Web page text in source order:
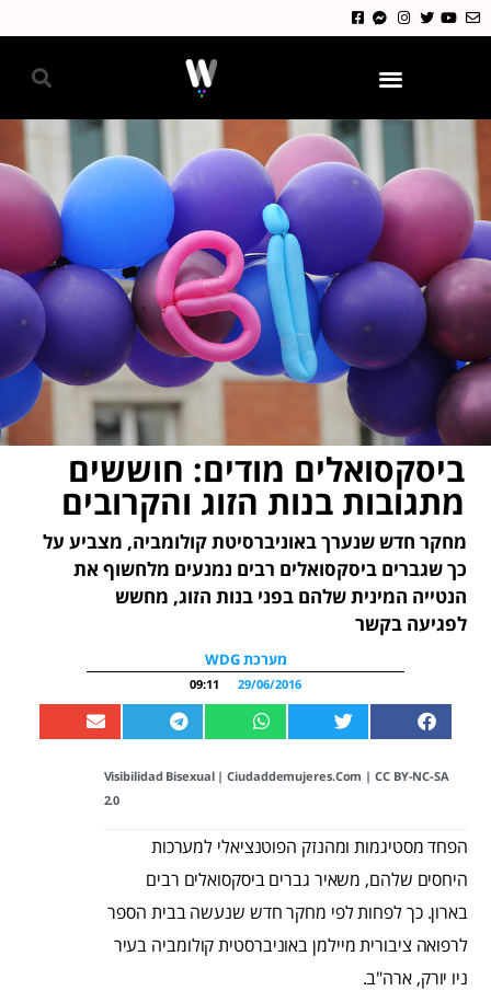
ביסקסואלים מודים: חוששים
מתגובות בנות הזוג והקרובים
מחקר חדש שנערך באוניברסיטת קולומביה, מצביע על
כך שגברים ביסקסואלים רבים נמנעים מלחשוף את
הנטייה המינית שלהם בפני בנות הזוג, מחשש
לפגיעה בקשר
מערכת WDG
29/06/2016
09:11
Visibilidad Bisexual | Ciudaddemujeres.com |CC BY-NC-SA
2.0
הפחד מסטיגמות ומהנזק הפוטנציאלי למערכות
היחסים שלהם, משאיר גברים ביסקסואלים רבים
בארון. כך לפחות לפי מחקר חדש שנעשה בבית הספר
לרפואה ציבורית מיילמן באוניברסטית קולומביה בעיר
ניו יורק, ארה"ב.